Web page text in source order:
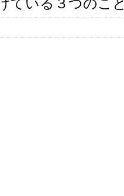
ている３つのこと